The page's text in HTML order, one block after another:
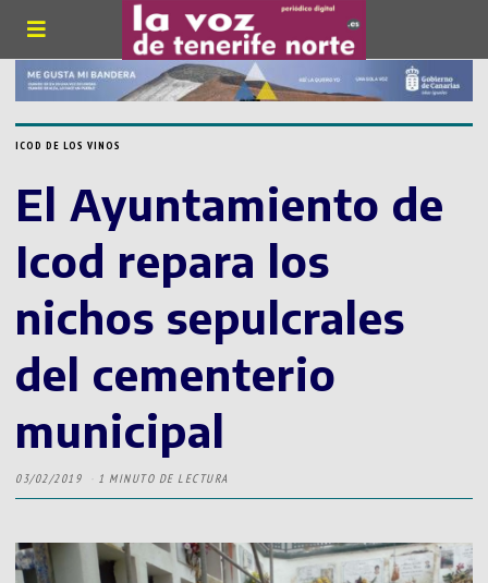
ICOD DE LOS VINOS
El Ayuntamiento de
Icod repara los
nichos sepulcrales
del cementerio
municipal
03/02/2019 1 MINUTO DE LECTURA